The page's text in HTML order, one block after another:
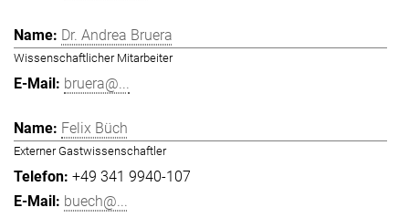
Dr. Andrea Bruera
Wissenschaftlicher Mitarbeiter
bruera@...
Felix Büch
Externer Gastwissenschaftler
+49 341 9940-107
buech@...